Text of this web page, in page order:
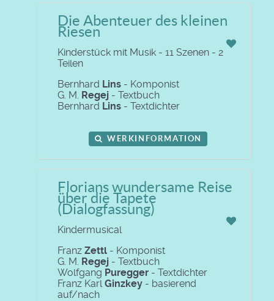
Die Abenteuer des kleinen
Riesen
Kinderstück mit Musik - 11 Szenen - 2
Teilen
Bernhard Lins - Komponist
G. M. Regej - Textbuch
Bernhard Lins - Textdichter
WERKINFORMATION
Florians wundersame Reise
über die Tapete
(Dialogfassung)
Kindermusical
Franz Zettl - Komponist
G. M. Regej - Textbuch
Wolfgang Puregger - Textdichter
Franz KarlGinzkey - basierend
auf/nach